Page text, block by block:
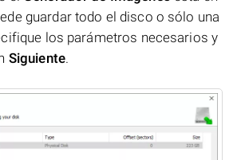
guardar todo el disco o sólo una
los parámetros necesarios y
Siguiente.